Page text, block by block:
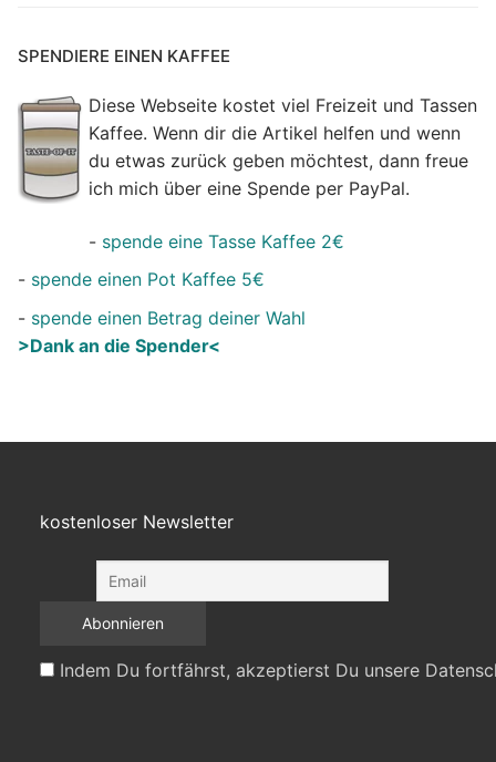
SPENDIERE EINEN KAFFEE
Diese Webseite kostet viel Freizeit und Tassen
Kaffee. Wenn dir die Artikel helfen und wenn
du etwas zurück geben möchtest, dann freue
ich mich über eine Spende per PayPal.
- spende eine Tasse Kaffee 2€
- spende einen Pot Kaffee 5€
- spende einen Betrag deiner Wahl
>Dank an die Spender<
kostenloser Newsletter
Indem Du fortfährst, akzeptierst Du unsere